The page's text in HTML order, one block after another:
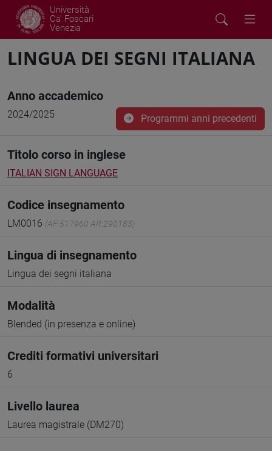
Università
Ca' Foscari
Venezia
LINGUA DEI SEGNI ITALIANA
Anno accademico
2024/2025 Programmi anni precedenti
Titolo corso in inglese
ITALIAN SIGN LANGUAGE
Codice insegnamento
LM0016 (AF:517960 AR:290183)
Lingua di insegnamento
Lingua dei segni italiana
Modalità
Blended (in presenza e online)
Crediti formativi universitari
6
Livello laurea
Laurea magistrale (DM270)